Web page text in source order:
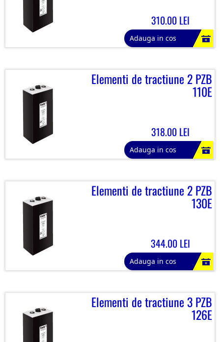
310.00 LEI
Adauga in cos
Elementi de tractiune 2 PZB
110E
318.00 LEI
Adauga in cos
Elementi de tractiune 2 PZB
130E
344.00 LEI
Adauga in cos
Elementi de tractiune 3 PZB
126E